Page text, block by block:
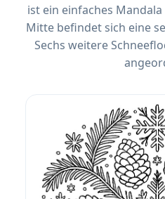
ist ein einfaches
Mitte befindet sich eine
Sechs weitere